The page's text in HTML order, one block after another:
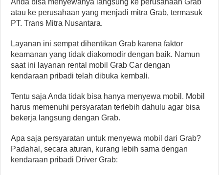
atau ke perusahaan yang menjadi mitra Grab, termasuk
PT. Trans Mitra Nusantara.
Layanan ini sempat dihentikan Grab karena faktor
keamanan yang tidak diakomodir dengan baik. Namun
saat ini layanan rental mobil Grab Car dengan
kendaraan pribadi telah dibuka kembali.
Tentu saja Anda tidak bisa hanya menyewa mobil. Mobil
harus memenuhi persyaratan terlebih dahulu agar bisa
bekerja langsung dengan Grab.
Apa saja persyaratan untuk menyewa mobil dari Grab?
Padahal, secara aturan, kurang lebih sama dengan
kendaraan pribadi Driver Grab: